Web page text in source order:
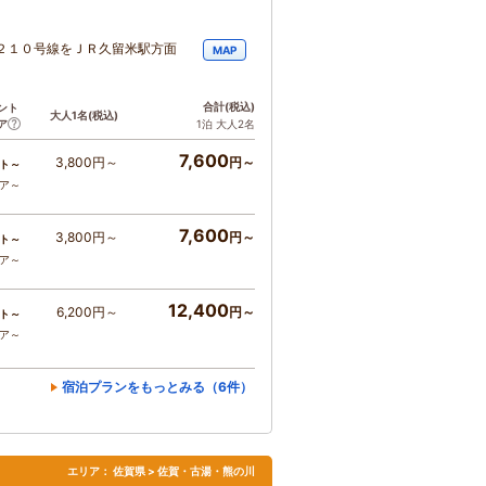
１０号線をＪＲ久留米駅方面 MAP
ト
大人1名(税込)
合計(税込)
1泊 大人2名
～
～
3,800円～ 7,600円～
～
～
3,800円～ 7,600円～
～
～
6,200円～ 12,400円～
宿泊プランをもっとみる（6件）
エリア： 佐賀県 > 佐賀・古湯・熊の川